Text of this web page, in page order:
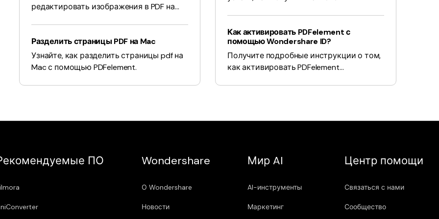
редактировать изображения в PDF на
Разделить страницы PDF на Mac
Узнайте, как разделить страницы pdf на
Mac с помощью PDFelement.
Как активировать PDFelement с
помощью Wondershare ID?
Получите подробные инструкции о том,
как активировать PDFelement
ПО Wondershare
О Wondershare
Новости
Мир AI
AI-инструменты
Маркетинг
Центр помощи
Связаться с нами
Сообщество